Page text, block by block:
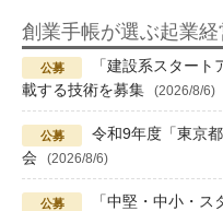
創業手帳が選ぶ起業経
「建設系スター
載する技術を募集
(2026/8/6)
令和9年度「東京
会
(2026/8/6)
「中堅・中小・